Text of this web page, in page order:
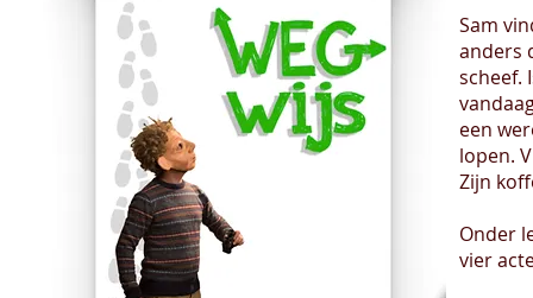
Sam
anders
scheef.
een
lopen.
Zijn
Onder
vier